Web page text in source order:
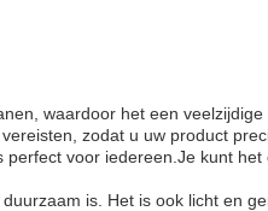
waardoor het een
zodat u uw product
voor iedereen.Je kunt
is. Het is ook licht en